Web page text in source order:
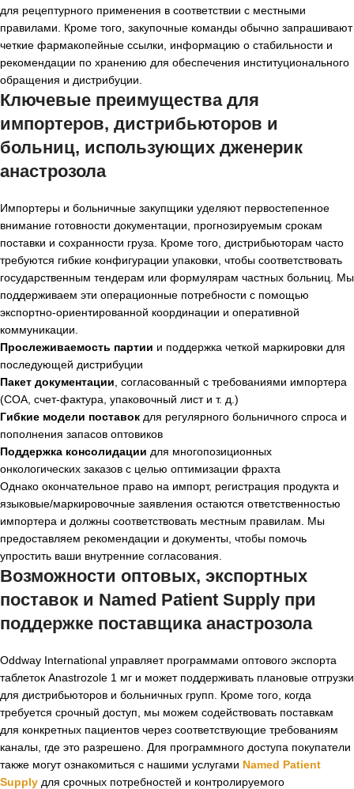
для рецептурного применения в соответствии с местными
правилами. Кроме того, закупочные команды обычно запрашивают
четкие фармакопейные ссылки, информацию о стабильности и
рекомендации по хранению для обеспечения институционального
обращения и дистрибуции.
Ключевые преимущества для
импортеров, дистрибьюторов и
больниц, использующих дженерик
анастрозола
Импортеры и больничные закупщики уделяют первостепенное
внимание готовности документации, прогнозируемым срокам
поставки и сохранности груза. Кроме того, дистрибьюторам часто
требуются гибкие конфигурации упаковки, чтобы соответствовать
государственным тендерам или формулярам частных больниц. Мы
поддерживаем эти операционные потребности с помощью
экспортно-ориентированной координации и оперативной
коммуникации.
Прослеживаемость партии и поддержка четкой маркировки для
последующей дистрибуции
Пакет документации , согласованный с требованиями импортера
(COA, счет-фактура, упаковочный лист и т. д.)
Гибкие модели поставок для регулярного больничного спроса и
пополнения запасов оптовиков
Поддержка консолидации для многопозиционных
онкологических заказов с целью оптимизации фрахта
Однако окончательное право на импорт, регистрация продукта и
языковые/маркировочные заявления остаются ответственностью
импортера и должны соответствовать местным правилам. Мы
предоставляем рекомендации и документы, чтобы помочь
упростить ваши внутренние согласования.
Возможности оптовых, экспортных
поставок и Named Patient Supply при
поддержке поставщика анастрозола
Oddway International управляет программами оптового экспорта
таблеток Anastrozole 1 мг и может поддерживать плановые отгрузки
для дистрибьюторов и больничных групп. Кроме того, когда
требуется срочный доступ, мы можем содействовать поставкам
для конкретных пациентов через соответствующие требованиям
каналы, где это разрешено. Для программного доступа покупатели
также могут ознакомиться с нашими услугами Named Patient
Supply для срочных потребностей и контролируемого